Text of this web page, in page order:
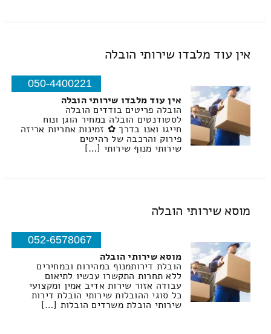
אין עוד מלבדו שירותי הובלה
050-4400221
אין עוד מלבדו שירותי הובלה
הובלה פריטים בודדים הובלה
לסטודנטים הובלה במחיר הוגן ונוח
חייגו ואנו בדרך ✿ זמינות אחריות אריזה
פירוק והרכבה של רהיטים
שירותי מנוף שירותי […]
מוסא שירותי הובלה
052-6578067
מוסא שירותי הובלה
הובלת דירותמנוף במהירות ובמחירים
ללא תחרות התקשרו עכשיו לתיאום
עבודה אזור שירות אדיב אמין ומקצועי
כל סוגי ההובלות שירותי הובלת דירות
שירותי הובלת משרדים הובלות […]